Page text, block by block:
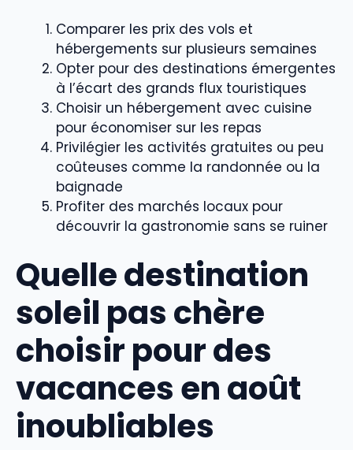
Comparer les prix des vols et
hébergements sur plusieurs semaines
Opter pour des destinations émergentes
à l’écart des grands flux touristiques
Choisir un hébergement avec cuisine
pour économiser sur les repas
Privilégier les activités gratuites ou peu
coûteuses comme la randonnée ou la
baignade
Profiter des marchés locaux pour
découvrir la gastronomie sans se ruiner
Quelle destination
soleil pas chère
choisir pour des
vacances en août
inoubliables